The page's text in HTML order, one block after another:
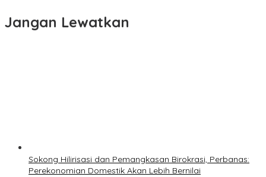
Jangan Lewatkan
Sokong Hilirisasi dan Pemangkasan Birokrasi, Perbanas:
Perekonomian Domestik Akan Lebih Bernilai